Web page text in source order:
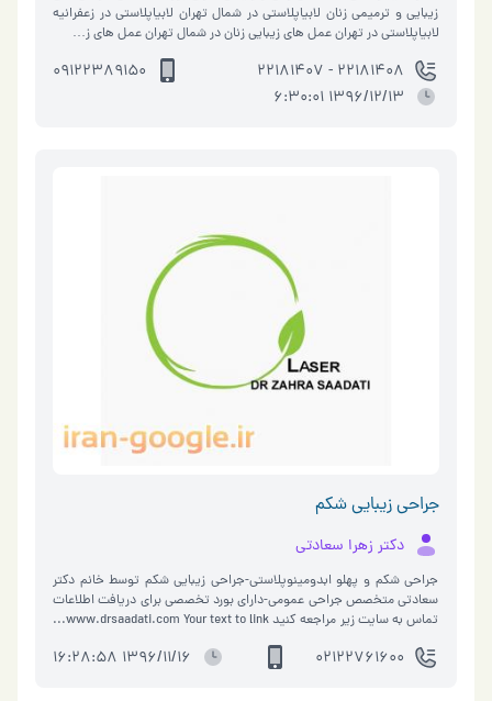
زیبایی و ترمیمی زنان لابیاپلاستی در شمال تهران لابیاپلاستی در زعفرانیه
لابیاپلاستی در تهران عمل های زیبایی زنان در شمال تهران عمل های ز…
22181408 - 22181407
09122389150
1396/12/13 6:30:01
جراحی زیبایی شکم
دکتر زهرا سعادتی
جراحی شکم و پهلو ابدومینوپلاستی-جراحی زیبایی شکم توسط خانم دکتر
سعادتی متخصص جراحی عمومی-دارای بورد تخصصی برای دریافت اطلاعات
تماس به سایت زیر مراجعه کنید www.drsaadati.com Your text to link...
02122761600
1396/11/16 16:28:58